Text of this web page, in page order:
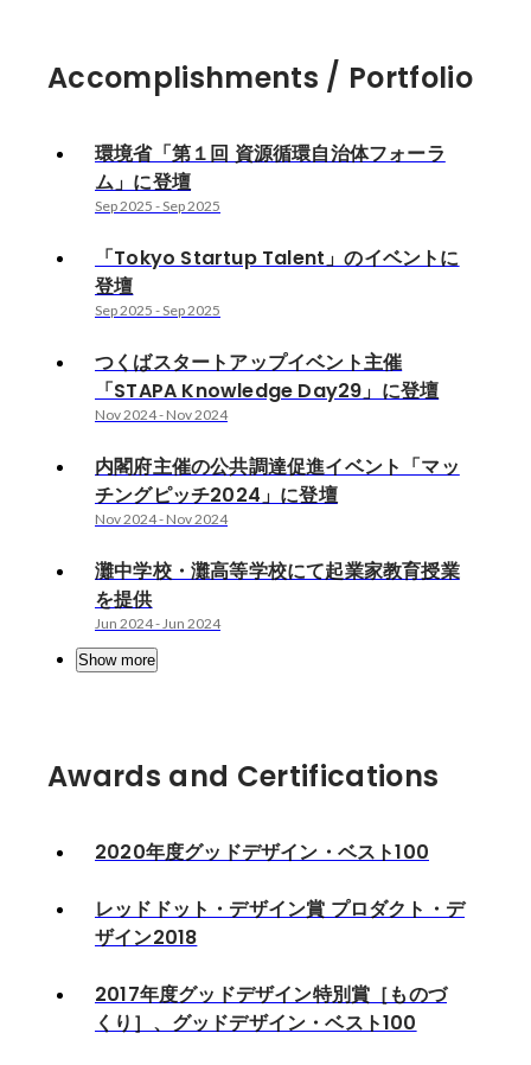
Accomplishments / Portfolio
環境省「第１回 資源循環自治体フォーラ
ム」に登壇
Sep 2025 -Sep 2025
「Tokyo Startup Talent」のイベントに
登壇
Sep 2025 -Sep 2025
つくばスタートアップイベント主催
「STAPA Knowledge Day29」に登壇
Nov 2024- Nov 2024
内閣府主催の公共調達促進イベント「マッ
チングピッチ2024」に登壇
Nov 2024- Nov 2024
灘中学校・灘高等学校にて起業家教育授業
を提供
Jun 2024-Jun 2024
Show more
Awards and Certifications
2020年度グッドデザイン・ベスト100
レッドドット・デザイン賞 プロダクト・デ
ザイン2018
2017年度グッドデザイン特別賞［ものづ
くり］、グッドデザイン・ベスト100